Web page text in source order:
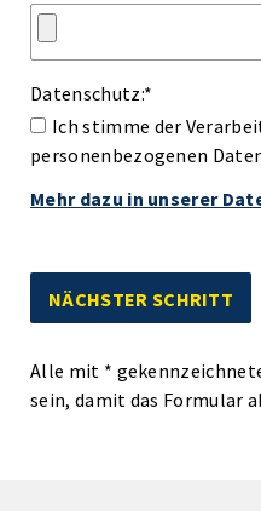
Datenschutz:*
Ich stimme der
personenbezogenen
Mehr dazu in unserer
Alle mit *
sein, damit das Formular